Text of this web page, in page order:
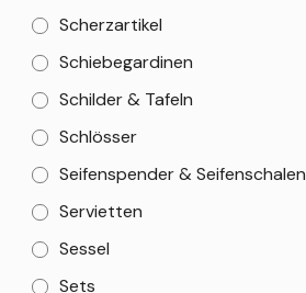
Scherzartikel
Schiebegardinen
Schilder & Tafeln
Schlösser
Seifenspender & Seifenschalen
Servietten
Sessel
Sets